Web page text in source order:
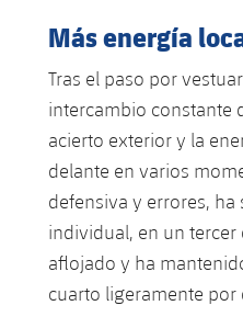
Más energía
Tras el paso por
intercambio constante
acierto exterior y la
delante en varios
defensiva y errores,
individual, en un tercer
aflojado y ha
cuarto ligeramente por